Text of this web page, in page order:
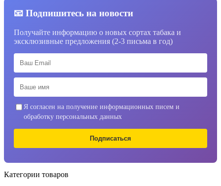
📧 Подпишитесь на новости
Получайте информацию о новых сортах табака и
эксклюзивные предложения (2-3 письма в год)
Я согласен на получение информационных писем и
обработку персональных данных
Подписаться
Категории товаров